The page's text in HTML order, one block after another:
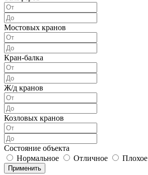
Мостовых кранов
Кран-балка
Ж/д кранов
Козловых кранов
Состояние объекта
Нормальное
Отличное Плохое
Применить